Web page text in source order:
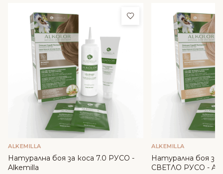
Добави в любими
ALKEMILLA
Натурална боя за коса 7.0 РУСО -
Alkemilla
ALKEMILLA
Натурална боя
СВЕТЛО РУСО -